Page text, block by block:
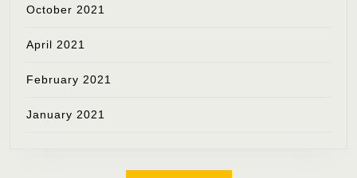
October 2021
April 2021
February 2021
January 2021